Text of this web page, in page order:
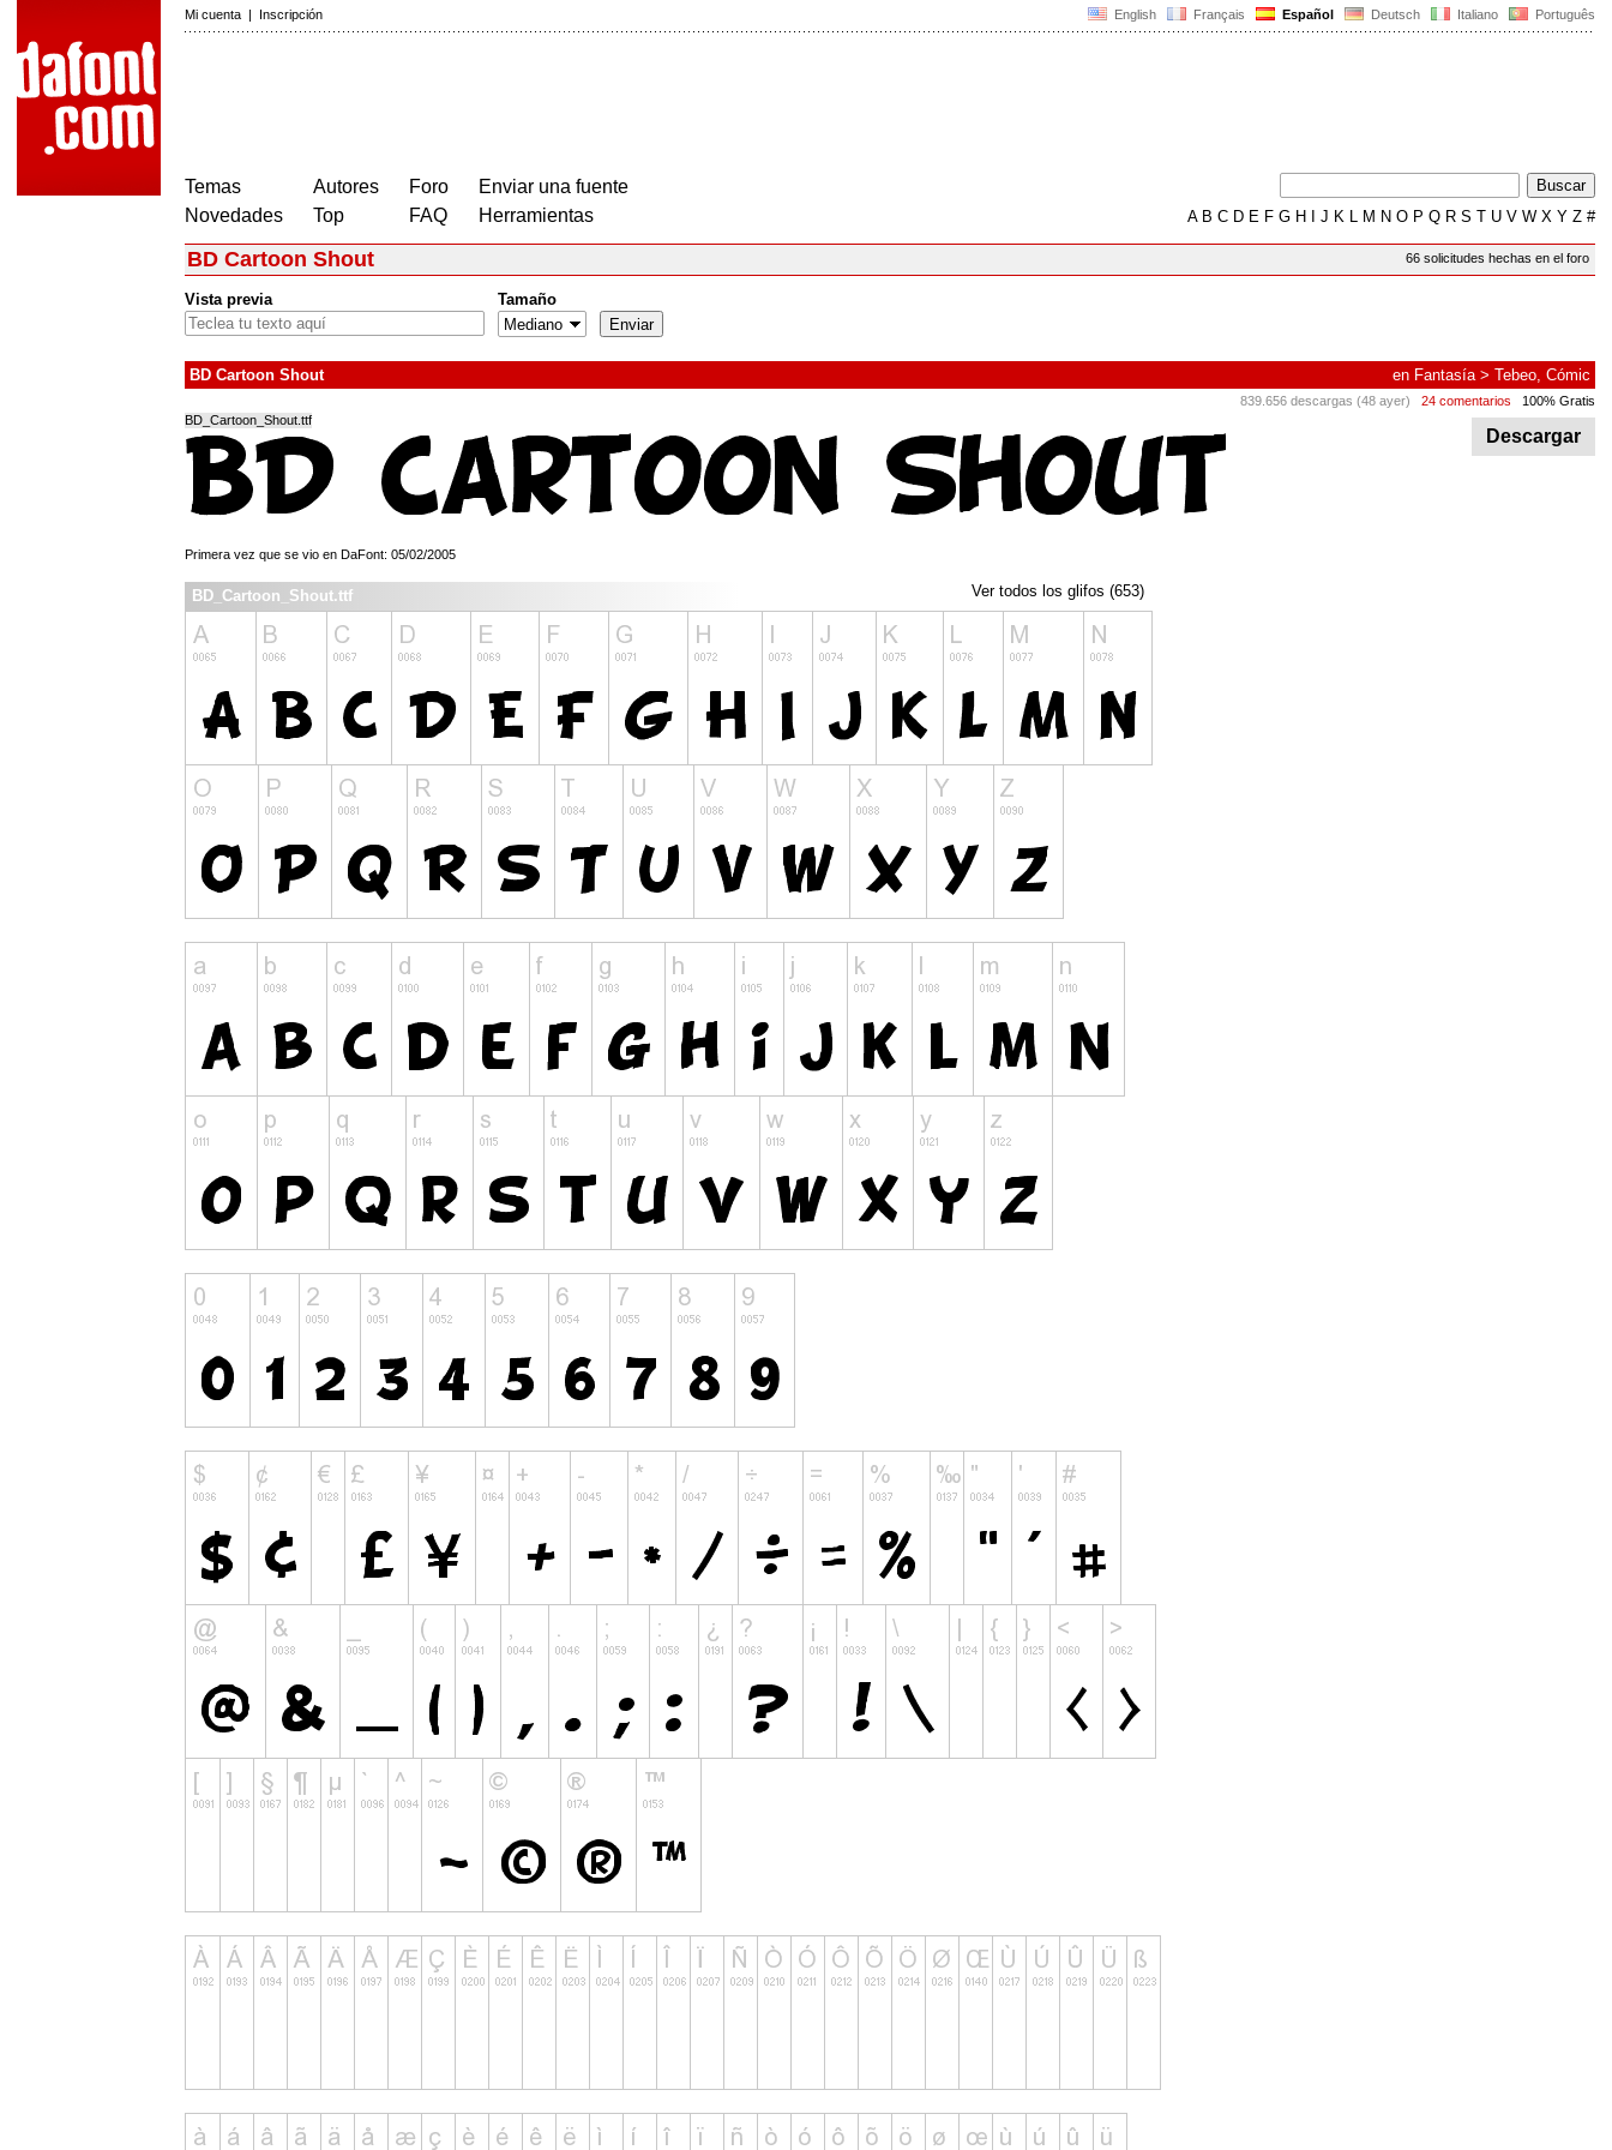
English Français Español Deutsch Italiano Português
Mi cuenta | Inscripción
Temas
Novedades
Autores
Top
Foro
FAQ
Enviar una fuente
Herramientas
AB C D E F G H J K L M N O P Q R S T U V W X Y Z #
66 solicitudes hechas en el foro
BD Cartoon Shout
Vista previa Tamaño
BD Cartoon Shout en Fantasía> Tebeo, Cómic
839.656 descargas (48 ayer) 24 comentarios 100% Gratis
Descargar
BD_Cartoon_Shout.ttf
Primera vez que se vio en DaFont: 05/02/2005
Ver todos los glifos (653)
BD_Cartoon_Shout.ttf